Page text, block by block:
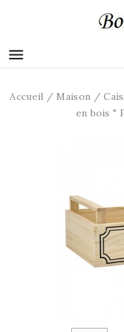

Accueil Maison
en bois "